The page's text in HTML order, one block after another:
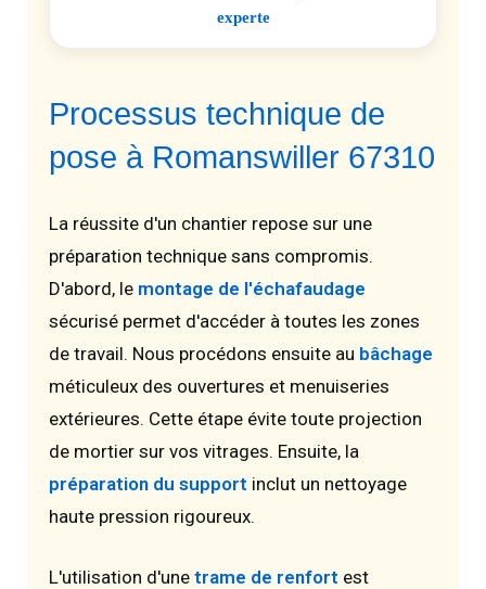
experte
Processus technique de
pose à Romanswiller 67310
La réussite d'un chantier repose sur une
préparation technique sans compromis.
D'abord, le montage de l'échafaudage
sécurisé permet d'accéder à toutes les zones
de travail. Nous procédons ensuite au bâchage
méticuleux des ouvertures et menuiseries
extérieures. Cette étape évite toute projection
de mortier sur vos vitrages. Ensuite, la
préparation du support inclut un nettoyage
haute pression rigoureux.
L'utilisation d'une trame de renfort est